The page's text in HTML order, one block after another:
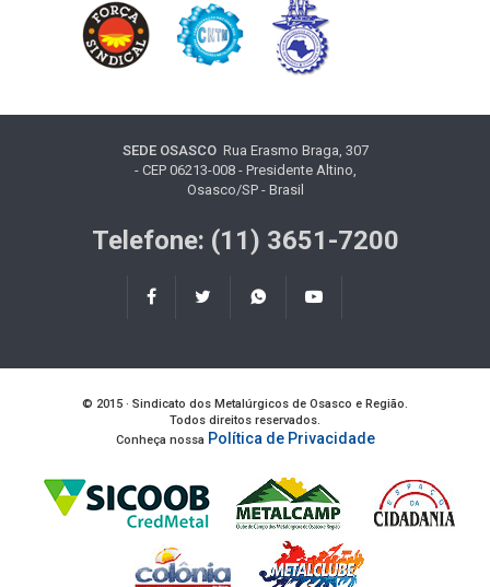
SEDE OSASCORua Erasmo Braga, 307
- CEP 06213-008 - Presidente Altino,
Osasco/SP - Brasil
Telefone: (11) 3651-7200
© 2015 · Sindicato dos Metalúrgicos de Osasco e Região.
Todos direitos reservados.
Conheça nossa Política de Privacidade